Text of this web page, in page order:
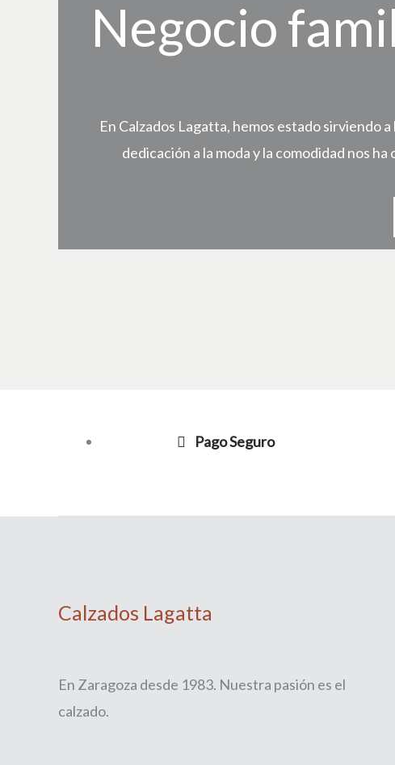
Negocio
En Calzados Lagatta, hemos estado sirviendo
dedicación a la moda y la comodidad nos
Pago Seguro
Calzados Lagatta
En Zaragoza desde 1983. Nuestra pasión es el
calzado.